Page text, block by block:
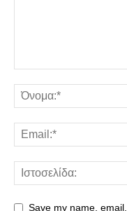
Save my name,